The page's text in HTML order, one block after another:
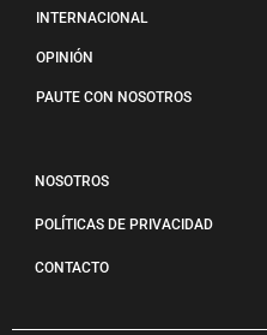
INTERNACIONAL
OPINIÓN
PAUTE CON NOSOTROS
NOSOTROS
POLÍTICAS DE PRIVACIDAD
CONTACTO